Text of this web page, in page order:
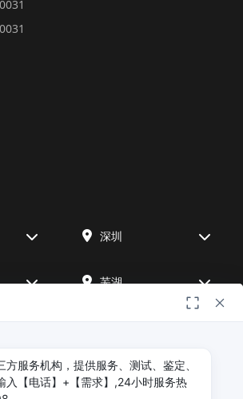
深圳
芜湖
武汉
服务机构，提供服务、测试、鉴定、
入【电话】+【需求】,24小时服务热